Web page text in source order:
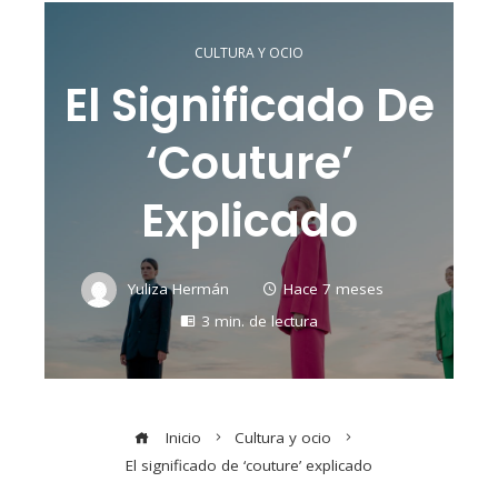
CULTURA Y OCIO
El Significado De
‘couture’
Explicado
Yuliza Hermán
Hace 7 meses
3 min. de lectura
Inicio
Cultura y ocio
El significado de ‘couture’ explicado